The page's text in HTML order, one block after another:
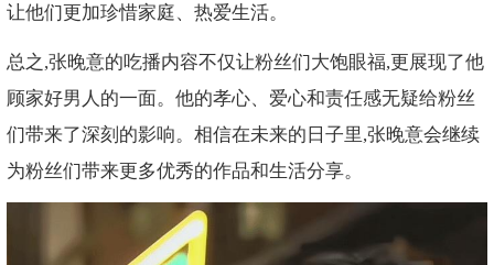
让他们更加珍惜家庭、热爱生活。
总之,张晚意的吃播内容不仅让粉丝们大饱眼福,更展现了他
顾家好男人的一面。他的孝心、爱心和责任感无疑给粉丝
们带来了深刻的影响。相信在未来的日子里,张晚意会继续
为粉丝们带来更多优秀的作品和生活分享。